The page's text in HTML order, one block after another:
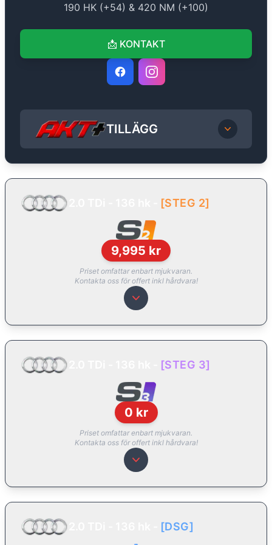
190 HK (+54) & 420 NM (+100)
📩 KONTAKT
TILLÄGG
[STEG 2]
9,995 kr
Priset omfattar enbart mjukvaran.
Kontakta oss för offert inkl hårdvara!
[STEG 3]
0 kr
Priset omfattar enbart mjukvaran.
Kontakta oss för offert inkl hårdvara!
[DSG]